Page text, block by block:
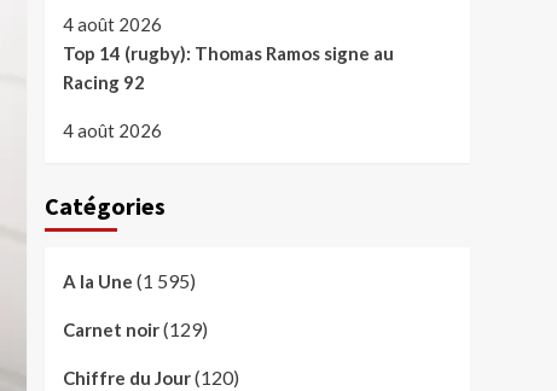
4 août 2026
Top 14 (rugby): Thomas Ramos signe au
Racing 92
4 août 2026
Catégories
A la Une (1 595)
Carnet noir(129)
Chiffre du Jour(120)